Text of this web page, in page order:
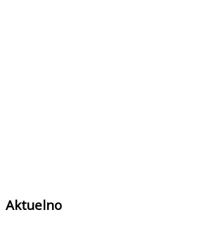
Aktuelno